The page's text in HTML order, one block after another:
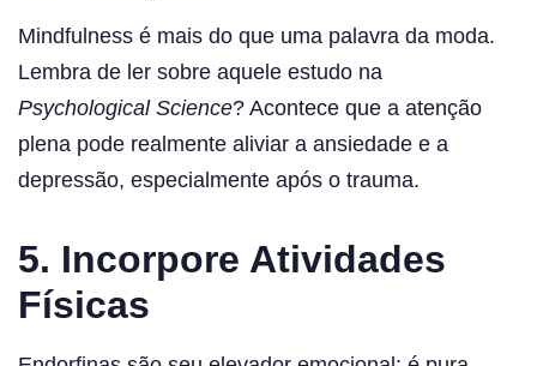
Mindfulness é mais do que uma palavra da moda.
Lembra de ler sobre aquele estudo na
Psychological Science? Acontece que a atenção
plena pode realmente aliviar a ansiedade e a
depressão, especialmente após o trauma.
5. Incorpore Atividades
Físicas